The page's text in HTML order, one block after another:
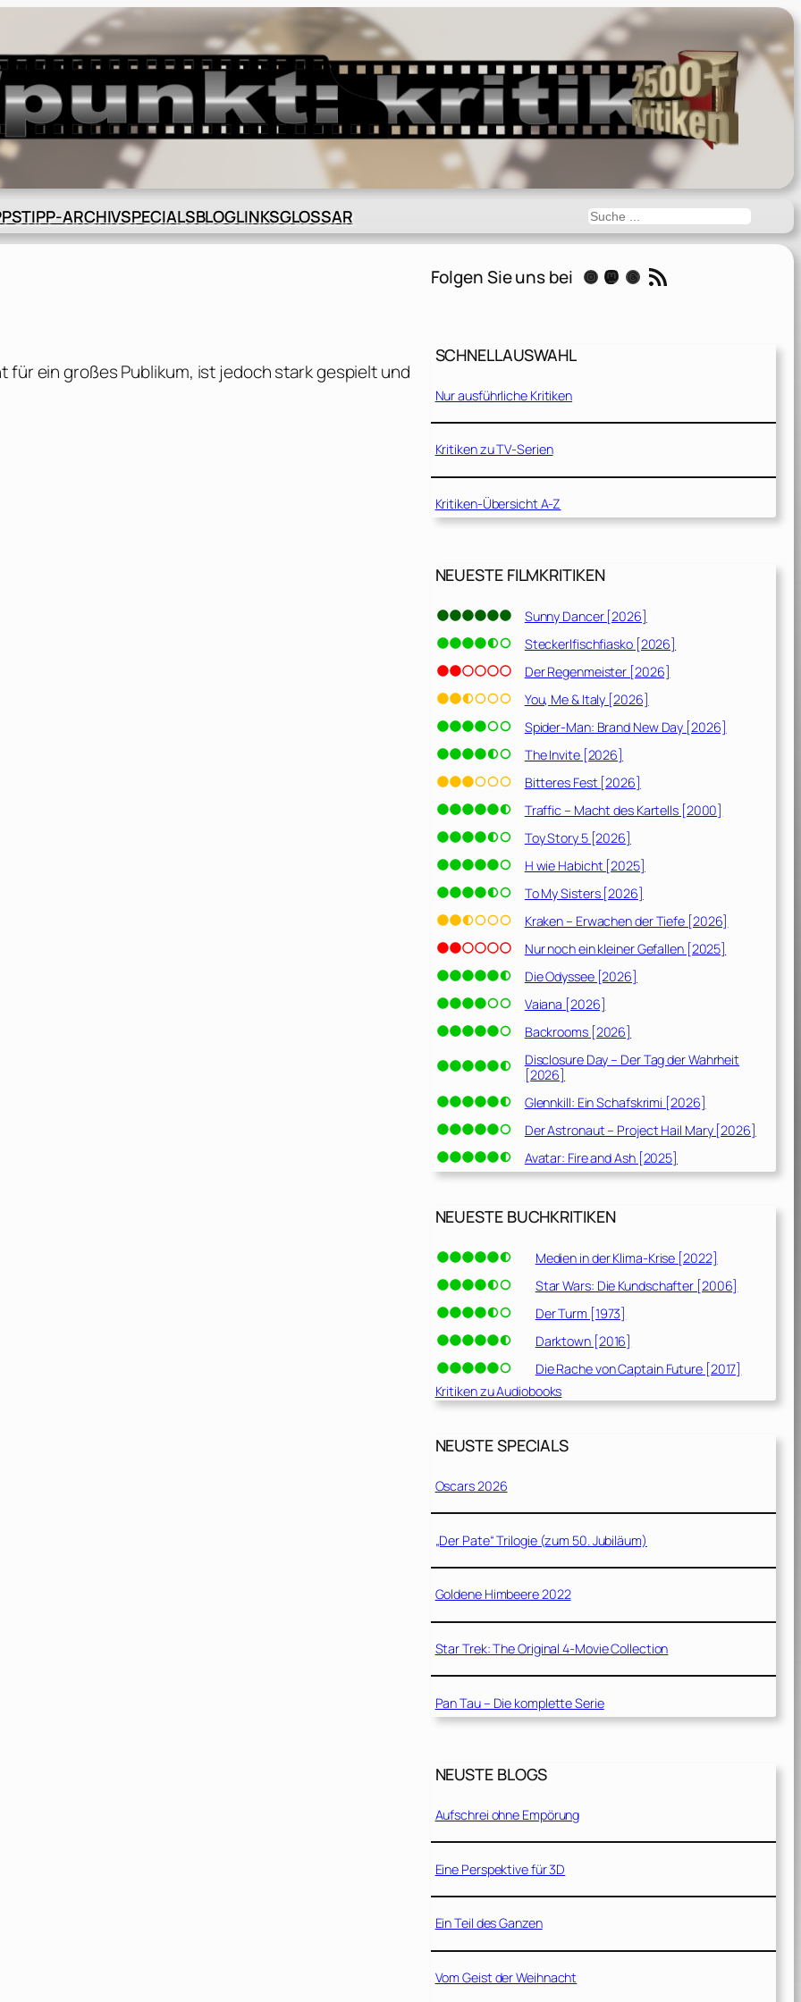
TIPP-ARCHIVSPECIALSBLOGLINKSGLOSSAR Suchen
ein großes Publikum, ist jedoch stark gespielt und
Folgen Sie uns bei Instagram Mastodon Threads RSS-Feed
SCHNELLAUSWAHL
Nur ausführliche Kritiken
Kritiken zu TV-Serien
Kritiken-Übersicht A-Z
NEUESTE FILMKRITIKEN
Sunny Dancer [2026]
Steckerlfischfiasko [2026]
Der Regenmeister [2026]
You, Me & Italy [2026]
Spider-Man: Brand New Day [2026]
The Invite [2026]
Bitteres Fest [2026]
Traffic – Macht des Kartells [2000]
Toy Story 5 [2026]
H wie Habicht [2025]
To My Sisters [2026]
Kraken – Erwachen der Tiefe [2026]
Nur noch ein kleiner Gefallen [2025]
Die Odyssee [2026]
Vaiana [2026]
Backrooms [2026]
Disclosure Day – Der Tag der Wahrheit
[2026]
Glennkill: Ein Schafskrimi [2026]
Der Astronaut – Project Hail Mary [2026]
Avatar: Fire and Ash [2025]
NEUESTE BUCHKRITIKEN
Medien in der Klima-Krise [2022]
Star Wars: Die Kundschafter [2006]
Der Turm [1973]
Darktown [2016]
Die Rache von Captain Future [2017]
Kritiken zu Audiobooks
NEUSTE SPECIALS
Oscars 2026
„Der Pate“ Trilogie (zum 50. Jubiläum)
Goldene Himbeere 2022
Star Trek: The Original 4-Movie Collection
Pan Tau – Die komplette Serie
NEUSTE BLOGS
Aufschrei ohne Empörung
Eine Perspektive für 3D
Ein Teil des Ganzen
Vom Geist der Weihnacht